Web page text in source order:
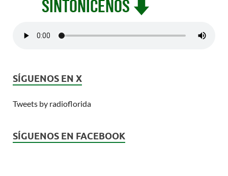
SÍGUENOS EN X
Tweets by radioflorida
SÍGUENOS EN FACEBOOK